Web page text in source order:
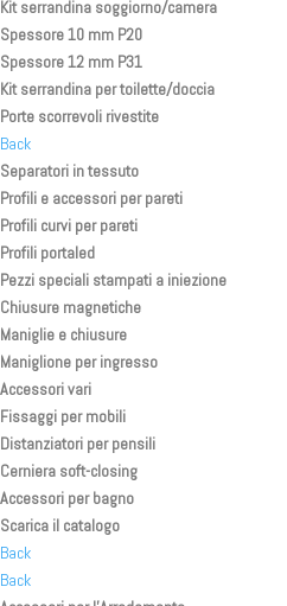
Kit serrandina soggiorno/camera
Spessore 10 mm P20
Spessore 12 mm P31
Kit serrandina per toilette/doccia
Porte scorrevoli rivestite
Back
Separatori in tessuto
Profili e accessori per pareti
Profili curvi per pareti
Profili portaled
Pezzi speciali stampati a iniezione
Chiusure magnetiche
Maniglie e chiusure
Maniglione per ingresso
Accessori vari
Fissaggi per mobili
Distanziatori per pensili
Cerniera soft-closing
Accessori per bagno
Scarica il catalogo
Back
Back